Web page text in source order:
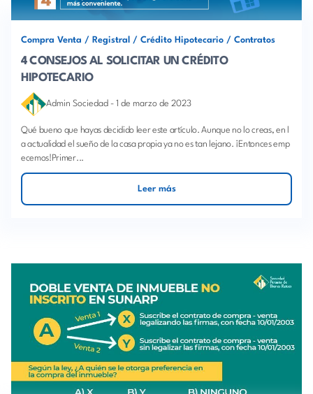
Compra Venta / Registral / Crédito Hipotecario / Contratos
4 CONSEJOS AL SOLICITAR UN CRÉDITO
HIPOTECARIO
Admin Sociedad - 1 de marzo de 2023
Qué bueno que hayas decidido leer este artículo. Aunque no lo creas, en l
a actualidad el sueño de la casa propia ya no es tan lejano. ¡Entonces emp
ecemos!Primer...
Leer más